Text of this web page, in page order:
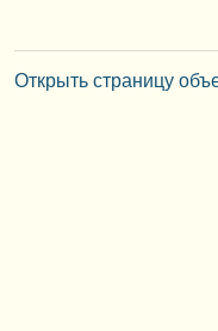
Открыть страницу